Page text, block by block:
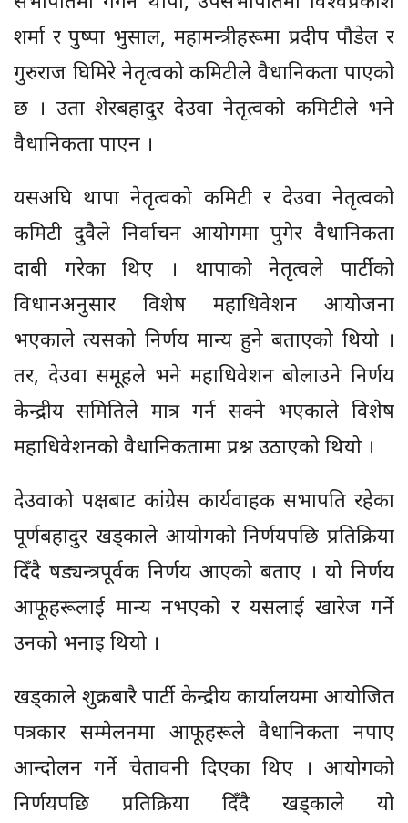
शर्मा र पुष्पा भुसाल, महामन्त्रीहरूमा प्रदीप पौडेल र
गुरुराज घिमिरे नेतृत्वको कमिटीले वैधानिकता पाएको
छ । उता शेरबहादुर देउवा नेतृत्वको कमिटीले भने
वैधानिकता पाएन ।
यसअघि थापा नेतृत्वको कमिटी र देउवा नेतृत्वको
कमिटी दुवैले निर्वाचन आयोगमा पुगेर वैधानिकता
दाबी गरेका थिए । थापाको नेतृत्वले पार्टीको
विधानअनुसार विशेष महाधिवेशन आयोजना
भएकाले त्यसको निर्णय मान्य हुने बताएको थियो ।
तर, देउवा समूहले भने महाधिवेशन बोलाउने निर्णय
केन्द्रीय समितिले मात्र गर्न सक्ने भएकाले विशेष
महाधिवेशनको वैधानिकतामा प्रश्न उठाएको थियो ।
देउवाको पक्षबाट कांग्रेस कार्यवाहक सभापति रहेका
पूर्णबहादुर खड्काले आयोगको निर्णयपछि प्रतिक्रिया
दिँदै षड्यन्त्रपूर्वक निर्णय आएको बताए । यो निर्णय
आफूहरूलाई मान्य नभएको र यसलाई खारेज गर्ने
उनको भनाइ थियो ।
खड्काले शुक्रबारै पार्टी केन्द्रीय कार्यालयमा आयोजित
पत्रकार सम्मेलनमा आफूहरूले वैधानिकता नपाए
आन्दोलन गर्ने चेतावनी दिएका थिए । आयोगको
निर्णयपछि प्रतिक्रिया दिँदै खड्काले यो